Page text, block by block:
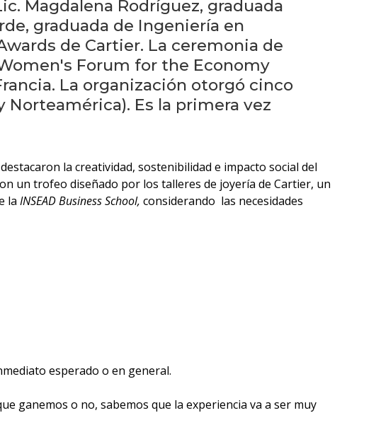
Eventos
Testimonios
en
los
medios
Magdalena Rodríguez, graduada
graduada de Ingeniería en
de Cartier. La ceremonia de
Forum for the Economy
La organización otorgó cinco
Es la primera vez
la creatividad, sostenibilidad e impacto social del
un trofeo diseñado por los talleres de joyería de Cartier, un
la INSEAD Business School, considerando las necesidades
esperado o en general.
ganemos o no, sabemos que la experiencia va a ser muy